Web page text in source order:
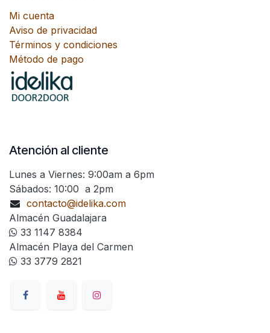
Mi cuenta
Aviso de privacidad
Términos y condiciones
Método de pago
Atención al cliente
Lunes a Viernes: 9:00am a 6pm
Sábados: 10:00 a 2pm
contacto@idelika.com
Almacén Guadalajara
33 1147 8384
Almacén Playa del Carmen
33 3779 2821